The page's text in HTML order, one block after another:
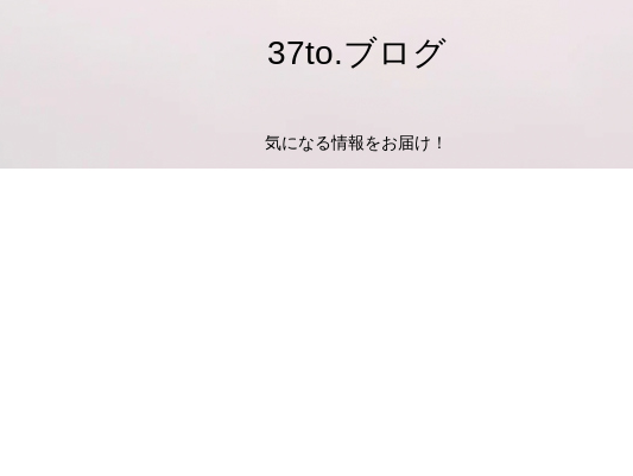
37to.ブログ
気になる情報をお届け！